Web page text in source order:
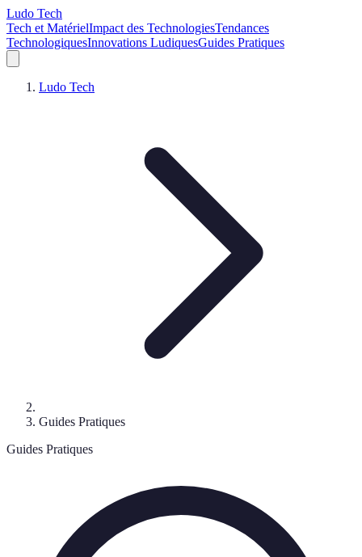
Ludo Tech
Tech et MatérielImpact des TechnologiesTendances
TechnologiquesInnovations LudiquesGuides Pratiques
Ludo Tech
Guides Pratiques
Guides Pratiques